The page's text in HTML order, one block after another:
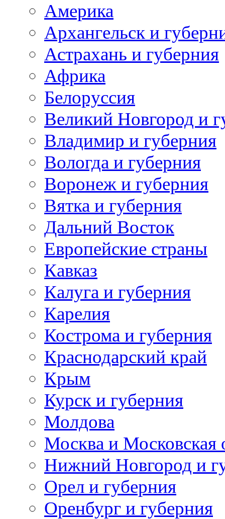
Америка
Архангельск и
Астрахань и губерния
Африка
Белоруссия
Великий Новгород и
Владимир и губерния
Вологда и губерния
Воронеж и губерния
Вятка и губерния
Дальний Восток
Европейские страны
Кавказ
Калуга и губерния
Карелия
Кострома и губерния
Краснодарский край
Крым
Курск и губерния
Молдова
Москва и Московская
Нижний Новгород и
Орел и губерния
Оренбург и губерния